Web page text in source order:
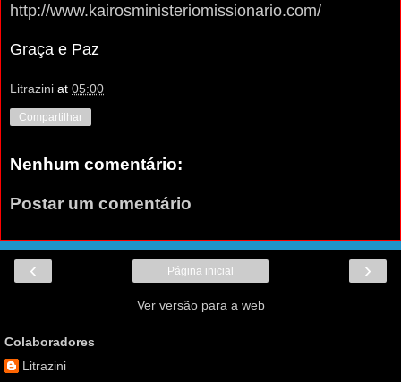
http://www.kairosministeriomissionario.com/
Graça e Paz
Litrazini at 05:00
Compartilhar
Nenhum comentário:
Postar um comentário
‹ ›
Página inicial
Ver versão para a web
Colaboradores
Litrazini